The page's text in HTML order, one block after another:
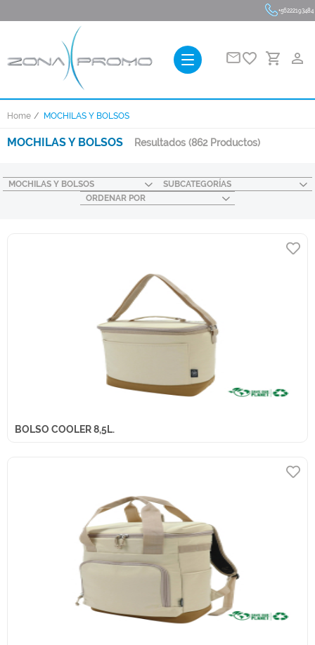
+56222193484
favorite_border person_outline
Home MOCHILAS Y BOLSOS
MOCHILAS Y BOLSOS Resultados (862 Productos)
MOCHILAS Y BOLSOS
SUBCATEGORÍAS
ORDENAR POR
BOLSO COOLER 8,5L.